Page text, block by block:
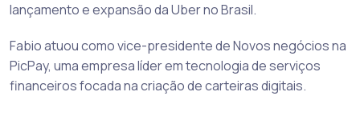
lançamento e expansão da Uber no Brasil.
Fabio atuou como vice-presidente de Novos negócios na
PicPay, uma empresa líder em tecnologia de serviços
financeiros focada na criação de carteiras digitais.